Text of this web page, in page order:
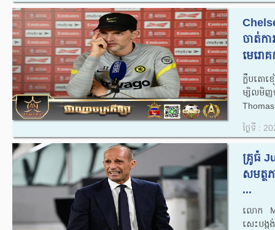
ចាត់ក
មេរោ
ក្លឹបតោ
ម្សិលមិញ
Thomas
ថ្ងៃទី :
គ្រូធំ
សមត្ថ
...
លោក​
សេះបង្